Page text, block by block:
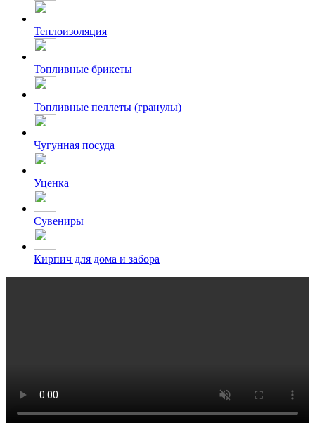
Теплоизоляция
Топливные брикеты
Топливные пеллеты (гранулы)
Чугунная посуда
Уценка
Сувениры
Кирпич для дома и забора